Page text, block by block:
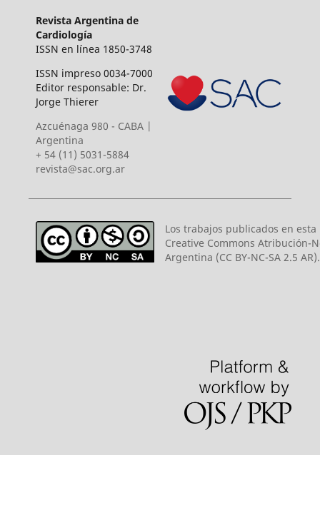
Revista Argentina de
Cardiología
ISSN en línea 1850-3748
ISSN impreso 0034-7000
Editor responsable: Dr.
Jorge Thierer
Azcuénaga 980 - CABA |
Argentina
+ 54 (11) 5031-5884
revista@sac.org.ar
Los trabajos publicados en
Creative Commons Atribución-
Argentina (CC BY-NC-SA 2.5 AR).